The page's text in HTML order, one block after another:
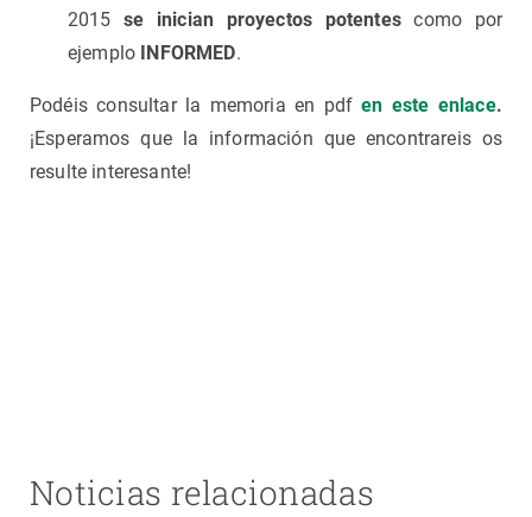
2015se inician proyectos potentescomo por
ejemplo INFORMED.
Podéis consultar la memoria en pdfen este enlace.
¡Esperamos que la información que encontrareis os
resulte interesante!
Noticias relacionadas